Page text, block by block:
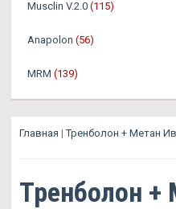
Musclin V.2.0 (115)
Anapolon (56)
MRM (139)
Главная |Тренболон + Метан
Тренболон +